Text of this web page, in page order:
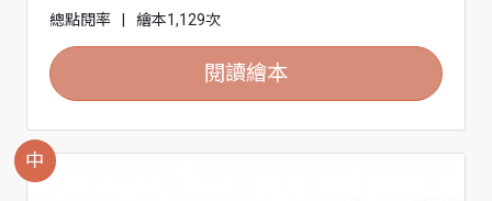
總點閱率
繪本1,129次
閱讀繪本
中